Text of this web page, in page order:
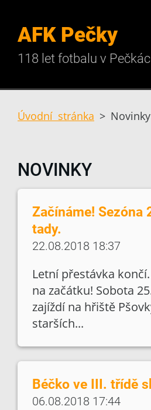
AFK Pečky
118 let fotbalu v
Úvodní stránka > Novinky
NOVINKY
Začínáme! Sezóna
tady.
22.08.2018 18:37
Letní přestávka
na začátku! Sobota
zajíždí na hřiště
starších...
Béčko ve III. třídě
06.08.2018 17:44